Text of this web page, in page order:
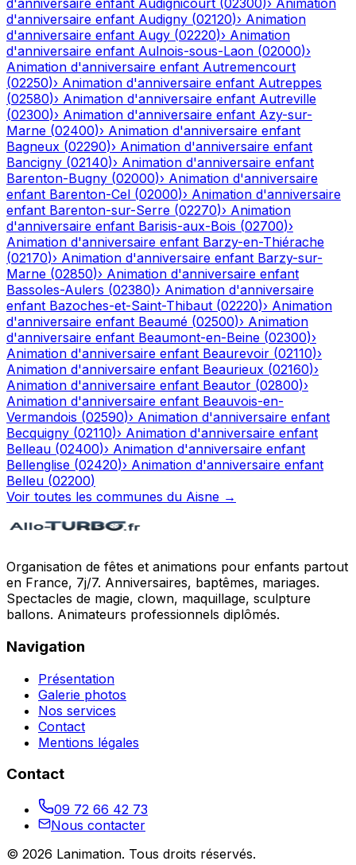
d'anniversaire enfant Audignicourt (02300)› Animation
d'anniversaire enfant Audigny (02120)› Animation
d'anniversaire enfant Augy (02220)› Animation
d'anniversaire enfant Aulnois-sous-Laon (02000)›
Animation d'anniversaire enfant Autremencourt
(02250)› Animation d'anniversaire enfant Autreppes
(02580)› Animation d'anniversaire enfant Autreville
(02300)› Animation d'anniversaire enfant Azy-sur-
Marne (02400)› Animation d'anniversaire enfant
Bagneux (02290)› Animation d'anniversaire enfant
Bancigny (02140)› Animation d'anniversaire enfant
Barenton-Bugny (02000)› Animation d'anniversaire
enfant Barenton-Cel (02000)› Animation d'anniversaire
enfant Barenton-sur-Serre (02270)› Animation
d'anniversaire enfant Barisis-aux-Bois (02700)›
Animation d'anniversaire enfant Barzy-en-Thiérache
(02170)› Animation d'anniversaire enfant Barzy-sur-
Marne (02850)› Animation d'anniversaire enfant
Bassoles-Aulers (02380)› Animation d'anniversaire
enfant Bazoches-et-Saint-Thibaut (02220)› Animation
d'anniversaire enfant Beaumé (02500)› Animation
d'anniversaire enfant Beaumont-en-Beine (02300)›
Animation d'anniversaire enfant Beaurevoir (02110)›
Animation d'anniversaire enfant Beaurieux (02160)›
Animation d'anniversaire enfant Beautor (02800)›
Animation d'anniversaire enfant Beauvois-en-
Vermandois (02590)› Animation d'anniversaire enfant
Becquigny (02110)› Animation d'anniversaire enfant
Belleau (02400)› Animation d'anniversaire enfant
Bellenglise (02420)› Animation d'anniversaire enfant
Belleu (02200)
Voir toutes les communes du Aisne →
Organisation de fêtes et animations pour enfants partout
en France, 7j/7. Anniversaires, baptêmes, mariages.
Spectacles de magie, clown, maquillage, sculpture
ballons. Animateurs professionnels diplômés.
Navigation
Présentation
Galerie photos
Nos services
Contact
Mentions légales
Contact
09 72 66 42 73
Nous contacter
© 2026 Lanimation. Tous droits réservés.